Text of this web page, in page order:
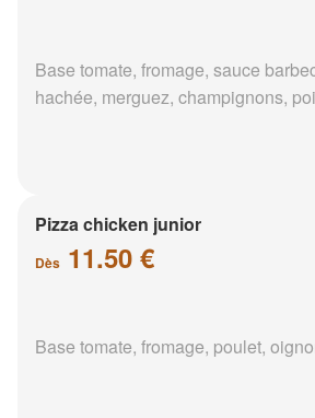
Base tomate, fromage, sauce
hachée, merguez, champignons,
Pizza chicken junior
Dès 11.50 €
Base tomate, fromage, poulet,